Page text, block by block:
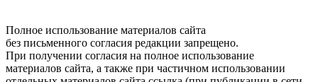
Полное использование материалов сайта
без письменного согласия редакции запрещено.
При получении согласия на полное использование
материалов сайта, а также при частичном использовании